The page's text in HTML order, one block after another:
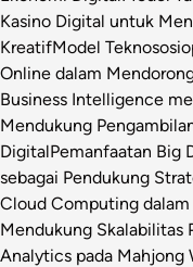
Kasino Digital untuk
KreatifModel
Online dalam
Business Intelligence
Mendukung
DigitalPemanfaatan Big
sebagai Pendukung
Cloud Computing
Mendukung Skalabilitas
Analytics pada Mahjong